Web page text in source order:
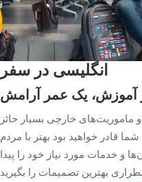
انگلیسی در سفر
آموزش، یک عمر آرامش
ماموریت‌های خارجی بسیار حائز
قادر خواهید بود بهتر با مردم
و خدمات مورد نیاز خود را پیدا